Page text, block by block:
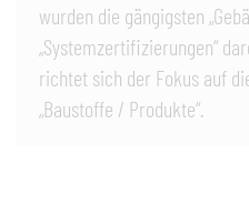
wurden die gängigsten
„Systemzertifizierungen“
richtet sich der Fokus auf
„Baustoffe / Produkte“.